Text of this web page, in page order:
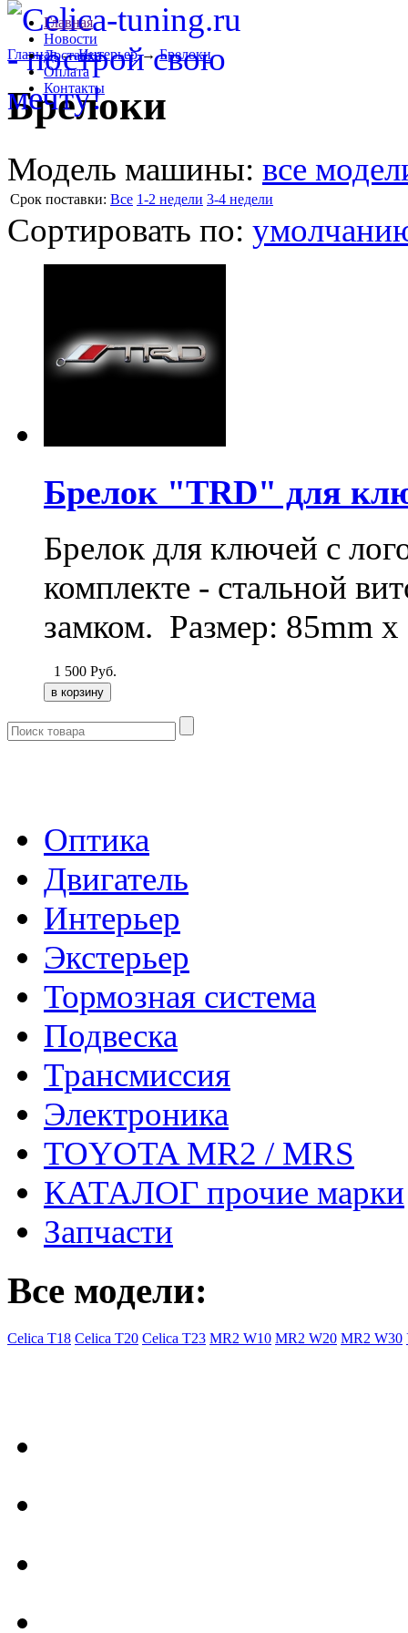
Главная
Новости
Доставка
Оплата
Контакты
Главная→Интерьер→Брелоки
Брелоки
Модель машины: все
Cрок поставки: Все 1-2 недели 3-4 недели
Сортировать по:
Брелок "TRD" для
Брелок для ключей с
комплекте - стальной
замком. Размер: 85mm
1 500 Руб.
Оптика
Двигатель
Интерьер
Экстерьер
Тормозная система
Подвеска
Трансмиссия
Электроника
TOYOTA MR2 / MRS
КАТАЛОГ прочие марки
Запчасти
Все модели:
Celica T18 Celica T20 Celica T23 MR2 W10 MR2 W20 MR2 W30